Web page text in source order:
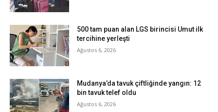
500 tam puan alan LGS birincisi Umut ilk
tercihine yerleşti
Ağustos 6, 2026
Mudanya’da tavuk çiftliğinde yangın: 12
bin tavuk telef oldu
Ağustos 6, 2026